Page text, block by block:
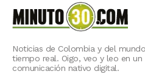
Noticias de Colombia y del
tiempo real. Oigo, veo y leo en
comunicación nativo digital.